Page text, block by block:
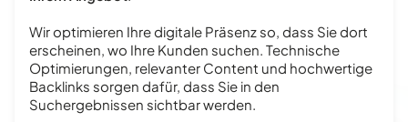
Wir optimieren Ihre digitale Präsenz so, dass Sie dort
erscheinen, wo Ihre Kunden suchen. Technische
Optimierungen, relevanter Content und hochwertige
Backlinks sorgen dafür, dass Sie in den
Suchergebnissen sichtbar werden.